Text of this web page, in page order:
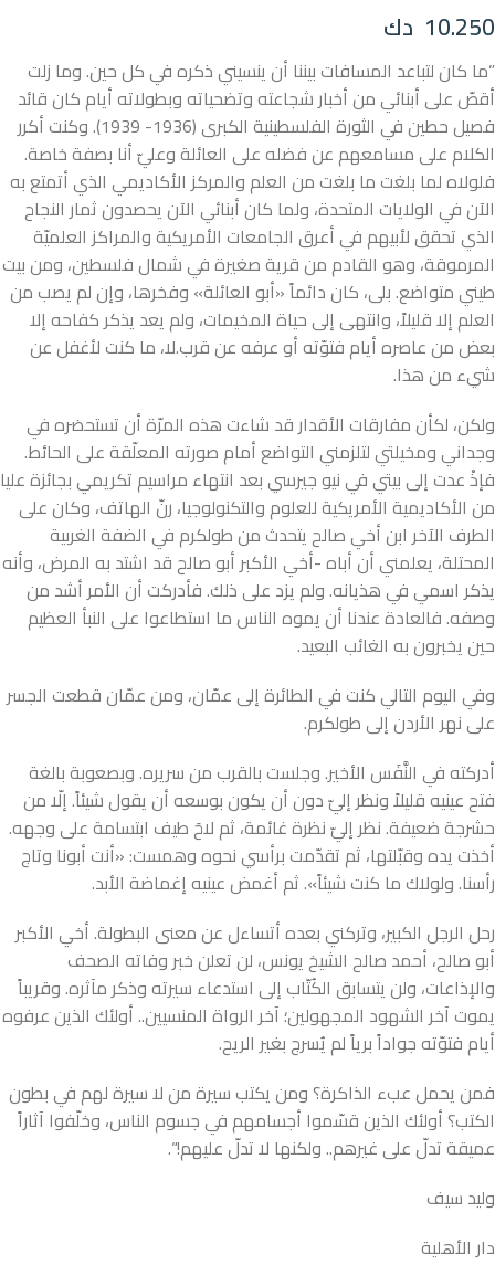
10.250 دك
”ما كان لتباعد المسافات بيننا أن ينسيني ذكره في كل حين. وما زلت
أقصّ على أبنائي من أخبار شجاعته وتضحياته وبطولاته أيام كان قائد
فصيل حطين في الثورة الفلسطينية الكبرى (1936- 1939). وكنت أكرر
الكلام على مسامعهم عن فضله على العائلة وعليّ أنا بصفة خاصة.
فلولاه لما بلغت ما بلغت من العلم والمركز الأكاديمي الذي أتمتع به
الآن في الولايات المتحدة، ولما كان أبنائي الآن يحصدون ثمار النجاح
الذي تحقق لأبيهم في أعرق الجامعات الأمريكية والمراكز العلميّة
المرموقة، وهو القادم من قرية صغيرة في شمال فلسطين، ومن بيت
طيني متواضع. بلى، كان دائماً «أبو العائلة» وفخرها، وإن لم يصب من
العلم إلا قليلاً، وانتهى إلى حياة المخيمات، ولم يعد يذكر كفاحه إلا
بعض من عاصره أيام فتوّته أو عرفه عن قرب.لا، ما كنت لأغفل عن
شيء من هذا.
ولكن، لكأن مفارقات الأقدار قد شاءت هذه المرّة أن تستحضره في
وجداني ومخيلتي لتلزمني التواضع أمام صورته المعلّقة على الحائط.
فإذْ عدت إلى بيتي في نيو جيرسي بعد انتهاء مراسيم تكريمي بجائزة عليا
من الأكاديمية الأمريكية للعلوم والتكنولوجيا، رنّ الهاتف، وكان على
الطرف الآخر ابن أخي صالح يتحدث من طولكرم في الضفة الغربية
المحتلة، يعلمني أن أباه -أخي الأكبر أبو صالح قد اشتد به المرض، وأنه
يذكر اسمي في هذيانه. ولم يزد على ذلك. فأدركت أن الأمر أشد من
وصفه. فالعادة عندنا أن يموه الناس ما استطاعوا على النبأ العظيم
حين يخبرون به الغائب البعيد.
وفي اليوم التالي كنت في الطائرة إلى عمّان، ومن عمّان قطعت الجسر
على نهر الأردن إلى طولكرم.
أدركته في النَّفَس الأخير. وجلست بالقرب من سريره. وبصعوبة بالغة
فتح عينيه قليلاً ونظر إليّ دون أن يكون بوسعه أن يقول شيئاً. إلّا من
حشرجة ضعيفة. نظر إليّ نظرة غائمة، ثم لاحَ طيف ابتسامة على وجهه.
أخذت يده وقبّلتها، ثم تقدّمت برأسي نحوه وهمست: «أنت أبونا وتاج
رأسنا. ولولاك ما كنت شيئاً». ثم أغمض عينيه إغماضة الأبد.
رحل الرجل الكبير، وتركني بعده أتساءل عن معنى البطولة. أخي الأكبر
أبو صالح، أحمد صالح الشيخ يونس، لن تعلن خبر وفاته الصحف
والإذاعات، ولن يتسابق الكُتّاب إلى استدعاء سيرته وذكر مآثره. وقريباً
يموت آخر الشهود المجهولين؛ آخر الرواة المنسيين.. أولئك الذين عرفوه
أيام فتوّته جواداً برياً لم يُسرج بغير الريح.
فمن يحمل عبء الذاكرة؟ ومن يكتب سيرة من لا سيرة لهم في بطون
الكتب؟ أولئك الذين قسّموا أجسامهم في جسوم الناس، وخلّفوا آثاراً
عميقة تدلّ على غيرهم.. ولكنها لا تدلّ عليهم!“.
وليد سيف
دار الأهلية